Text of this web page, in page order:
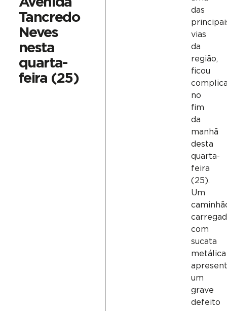
Tancredo
Neves
nesta
quarta-
feira (25)
das
vias
da
região,
ficou
no
fim
da
manhã
desta
quarta-
feira
(25).
Um
com
sucata
metálica
um
grave
defeito